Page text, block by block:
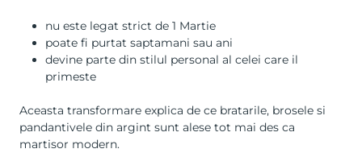
nu este legat strict de 1 Martie
poate fi purtat saptamani sau ani
devine parte din stilul personal al celei care il
primeste
Aceasta transformare explica de ce bratarile, brosele si
pandantivele din argint sunt alese tot mai des ca
martisor modern.